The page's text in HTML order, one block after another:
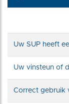
Uw SUP heeft
Uw vinsteun of
Correct gebruik